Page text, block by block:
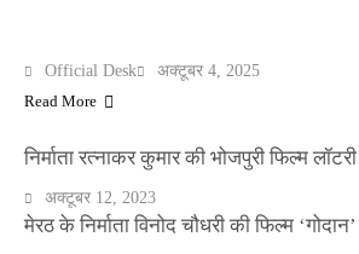
Official Desk
अक्टूबर 4, 2025
Read More
निर्माता रत्नाकर कुमार की भोजपुरी फिल्म
अक्टूबर 12, 2023
मेरठ के निर्माता विनोद चौधरी की फिल्म